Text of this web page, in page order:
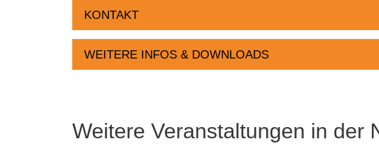
KONTAKT
WEITERE INFOS & DOWNLOADS
Weitere Veranstaltungen in der